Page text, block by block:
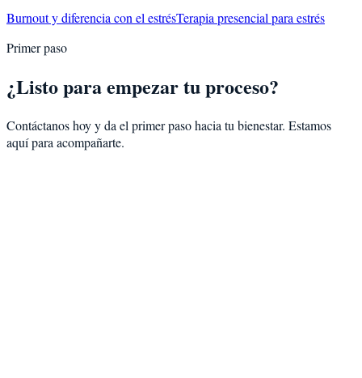
Burnout y diferencia con el estrésTerapia presencial para estrés
Primer paso
¿Listo para empezar tu proceso?
Contáctanos hoy y da el primer paso hacia tu bienestar. Estamos
aquí para acompañarte.